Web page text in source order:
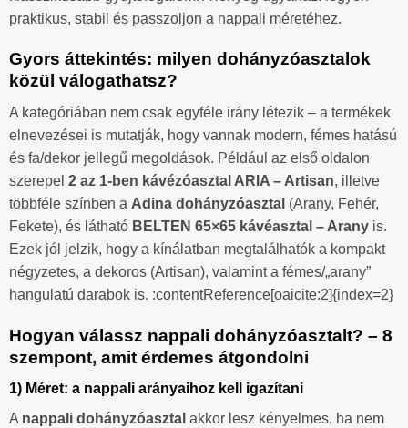
praktikus, stabil és passzoljon a nappali méretéhez.
Gyors áttekintés: milyen dohányzóasztalok
közül válogathatsz?
A kategóriában nem csak egyféle irány létezik – a termékek
elnevezései is mutatják, hogy vannak modern, fémes hatású
és fa/dekor jellegű megoldások. Például az első oldalon
szerepel 2 az 1-ben kávézóasztal ARIA – Artisan, illetve
többféle színben a Adina dohányzóasztal (Arany, Fehér,
Fekete), és látható BELTEN 65×65 kávéasztal – Arany is.
Ezek jól jelzik, hogy a kínálatban megtalálhatók a kompakt
négyzetes, a dekoros (Artisan), valamint a fémes/„arany”
hangulatú darabok is. :contentReference[oaicite:2]{index=2}
Hogyan válassz nappali dohányzóasztalt? – 8
szempont, amit érdemes átgondolni
1) Méret: a nappali arányaihoz kell igazítani
A nappali dohányzóasztal akkor lesz kényelmes, ha nem